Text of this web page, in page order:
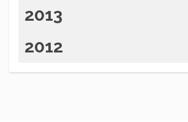
2013
2012